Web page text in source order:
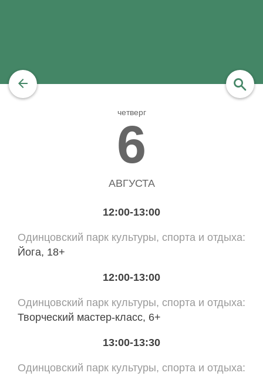
четверг
6
АВГУСТА
12:00-13:00
Одинцовский парк культуры, спорта и отдыха
Йога, 18+
12:00-13:00
Одинцовский парк культуры, спорта и отдыха
Творческий мастер-класс, 6+
13:00-13:30
Одинцовский парк культуры, спорта и отдыха